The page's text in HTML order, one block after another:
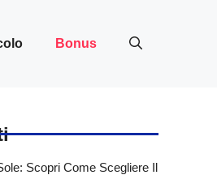
Bonus
Scopri Come Scegliere Il